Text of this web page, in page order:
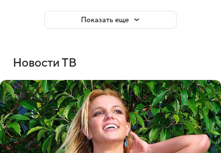
Показать еще
Новости ТВ